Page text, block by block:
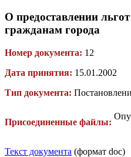
О предоставлении
гражданам города
Номер документа: 12
Дата принятия: 15.01.2002
Тип документа:
Присоединенные файлы:
Текст документа (формат doc)